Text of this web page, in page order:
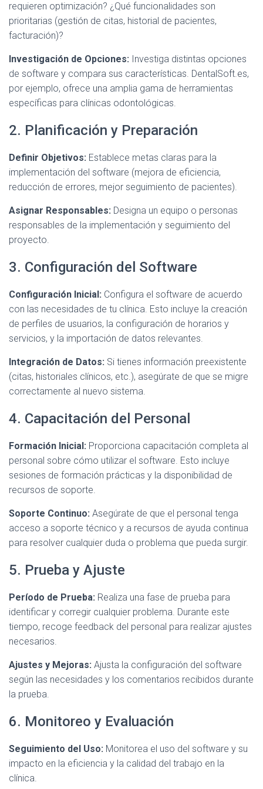
requieren optimización? ¿Qué funcionalidades son
prioritarias (gestión de citas, historial de pacientes,
facturación)?
Investigación de Opciones: Investiga distintas opciones
de software y compara sus características. DentalSoft.es,
por ejemplo, ofrece una amplia gama de herramientas
específicas para clínicas odontológicas.
2. Planificación y Preparación
Definir Objetivos: Establece metas claras para la
implementación del software (mejora de eficiencia,
reducción de errores, mejor seguimiento de pacientes).
Asignar Responsables: Designa un equipo o personas
responsables de la implementación y seguimiento del
proyecto.
3. Configuración del Software
Configuración Inicial: Configura el software de acuerdo
con las necesidades de tu clínica. Esto incluye la creación
de perfiles de usuarios, la configuración de horarios y
servicios, y la importación de datos relevantes.
Integración de Datos: Si tienes información preexistente
(citas, historiales clínicos, etc.), asegúrate de que se migre
correctamente al nuevo sistema.
4. Capacitación del Personal
Formación Inicial: Proporciona capacitación completa al
personal sobre cómo utilizar el software. Esto incluye
sesiones de formación prácticas y la disponibilidad de
recursos de soporte.
Soporte Continuo: Asegúrate de que el personal tenga
acceso a soporte técnico y a recursos de ayuda continua
para resolver cualquier duda o problema que pueda surgir.
5. Prueba y Ajuste
Período de Prueba: Realiza una fase de prueba para
identificar y corregir cualquier problema. Durante este
tiempo, recoge feedback del personal para realizar ajustes
necesarios.
Ajustes y Mejoras: Ajusta la configuración del software
según las necesidades y los comentarios recibidos durante
la prueba.
6. Monitoreo y Evaluación
Seguimiento del Uso: Monitorea el uso del software y su
impacto en la eficiencia y la calidad del trabajo en la
clínica.